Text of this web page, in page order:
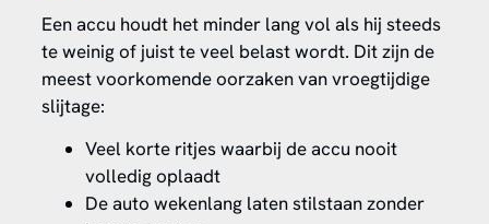
Een accu houdt het minder lang vol als hij steeds
te weinig of juist te veel belast wordt. Dit zijn de
meest voorkomende oorzaken van vroegtijdige
slijtage:
Veel korte ritjes waarbij de accu nooit
volledig oplaadt
De auto wekenlang laten stilstaan zonder